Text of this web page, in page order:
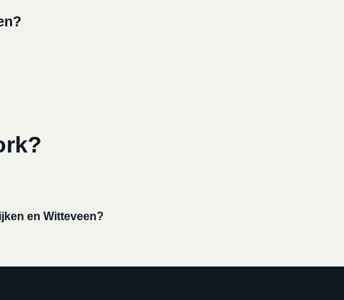
en Witteveen?